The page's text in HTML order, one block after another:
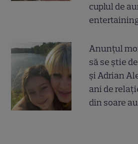
cuplul de
Anunțul
să se știe
și Adrian
ani de
din soare